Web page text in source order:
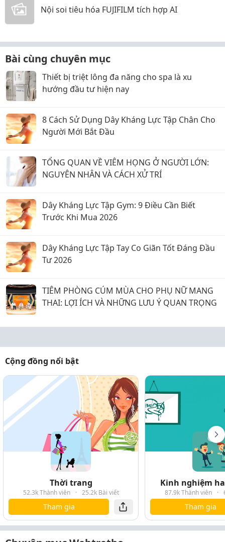
Nội soi tiêu hóa FUJIFILM tích hợp AI
Bài cùng chuyên mục
Thiết bị triệt lông đa năng cho spa là xu
hướng đầu tư hiện nay
8 Cách Sử Dụng Dây Kháng Lực Tập Chân Cho
Người Mới Bắt Đầu
TỔNG QUAN VỀ VIÊM HỌNG Ở NGƯỜI LỚN:
NGUYÊN NHÂN VÀ CÁCH XỬ TRÍ
Dây Kháng Lực Tập Gym: 9 Điều Cần Biết
Trước Khi Mua 2026
Dây Kháng Lực Tập Tay Co Giãn Tốt Đáng Đầu
Tư 2026
TIÊM PHÒNG CÚM MÙA CHO PHỤ NỮ MANG
THAI: LỢI ÍCH VÀ NHỮNG LƯU Ý QUAN TRỌNG
Cộng đồng nổi bật
Thời trang
52.3k Thành viên · 25.2k Bài viết
Tham gia
Kinh nghiệm
87.9k Thành viên ·
Tham gia